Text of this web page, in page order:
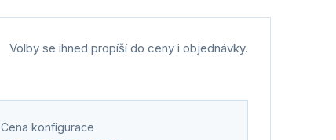
Volby se ihned propíší do ceny i objednávky.
Cena konfigurace